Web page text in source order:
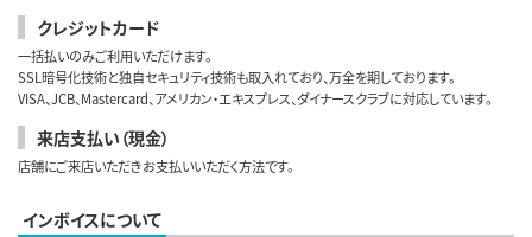
クレジットカード
一括払いのみご利用いただけます。
SSL暗号化技術と独自セキュリティ技術も取入れており、万全を期しております。
VISA、JCB、Mastercard、アメリカン・エキスプレス、ダイナースクラブに対応しています。
来店支払い（現金）
店舗にご来店いただきお支払いいただく方法です。
インボイスについて